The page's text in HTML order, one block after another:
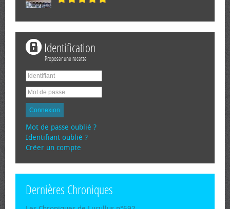
Identification
Proposer une recette
Connexion
Mot de passe oublié ?
Identifiant oublié ?
Créer un compte
Dernières Chroniques